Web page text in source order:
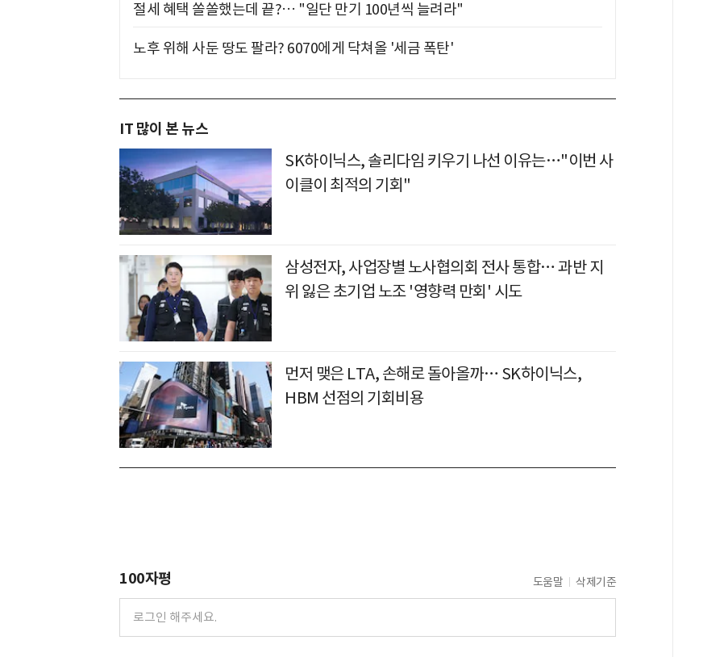
절세 혜택 쏠쏠했는데 끝?… "일단 만기 100년씩 늘려라"
노후 위해 사둔 땅도 팔라? 6070에게 닥쳐올 '세금 폭탄'
IT 많이 본 뉴스
SK하이닉스, 솔리다임 키우기 나선 이유는…"이번 사
이클이 최적의 기회"
삼성전자, 사업장별 노사협의회 전사 통합… 과반 지
위 잃은 초기업 노조 '영향력 만회' 시도
먼저 맺은 LTA, 손해로 돌아올까… SK하이닉스,
HBM 선점의 기회비용
100자평 도움말 삭제기준